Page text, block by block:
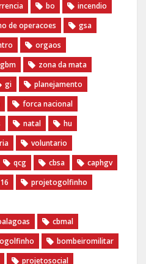
bo
incendio
de operacoes
gsa
orgaos
gbm
zona da mata
gi
planejamento
forca nacional
natal
hu
voluntario
qcg cbsa
caphgv
projetogolfinho
cbmal
bombeiromilitar
projetosocial